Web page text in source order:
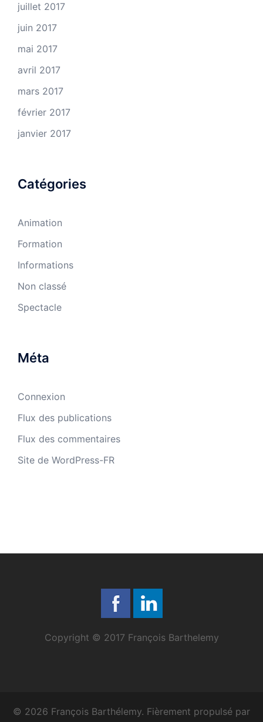
juillet 2017
juin 2017
mai 2017
avril 2017
mars 2017
février 2017
janvier 2017
Catégories
Animation
Formation
Informations
Non classé
Spectacle
Méta
Connexion
Flux des publications
Flux des commentaires
Site de WordPress-FR
Copyright © 2017 François Barthelemy
© 2026 François Barthélemy. Fièrement propulsé par